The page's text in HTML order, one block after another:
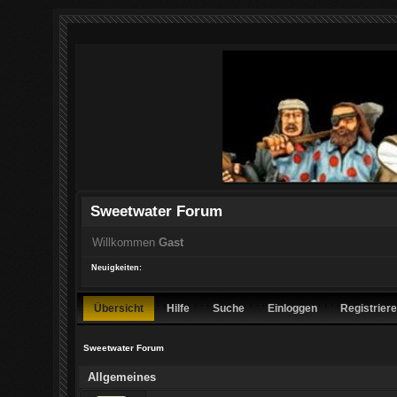
Sweetwater Forum
Willkommen Gast
Neuigkeiten:
Übersicht Hilfe Suche Einloggen
Sweetwater Forum
Allgemeines